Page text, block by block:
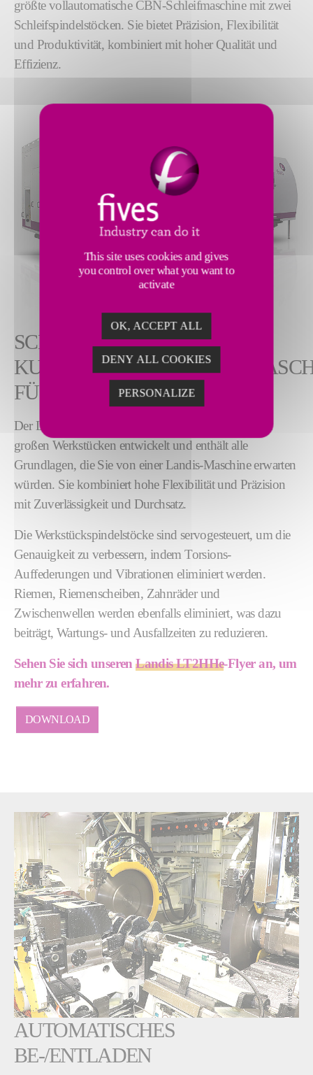
größte vollautomatische CBN-Schleifmaschine mit zwei
Schleifspindelstöcken. Sie bietet Präzision, Flexibilität
und Produktivität, kombiniert mit hoher Qualität und
Effizienz.
SCHWERLAST-
FÜR GROSSE WERKSTÜCKE
Der Landis LT2HHe wurde für die Bearbeitung von
großen Werkstücken entwickelt und enthält alle
Grundlagen, die Sie von einer Landis-Maschine erwarten
würden. Sie kombiniert hohe Flexibilität und Präzision
mit Zuverlässigkeit und Durchsatz.
Die Werkstückspindelstöcke sind servogesteuert, um die
Genauigkeit zu verbessern, indem Torsions-
Auffederungen und Vibrationen eliminiert werden.
Riemen, Riemenscheiben, Zahnräder und
Zwischenwellen werden ebenfalls eliminiert, was dazu
beiträgt, Wartungs- und Ausfallzeiten zu reduzieren.
Sehen Sie sich unserenLandis LT2HHe-Flyer an, um
mehr zu erfahren.
DOWNLOAD
AUTOMATISCHES
BE-/ENTLADEN
This site uses cookies and gives
you control over what you want to
activate
OK, ACCEPT ALL
DENY ALL COOKIES
PERSONALIZE